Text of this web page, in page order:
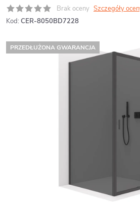
Brak oceny Szczegóły
Kod: CER-8050BD7228
PRZEDŁUŻONA GWARANCJA